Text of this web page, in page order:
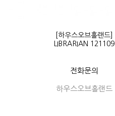
[하우스오브홀랜드]
LIBRARIAN 121109
전화문의
하우스오브홀랜드